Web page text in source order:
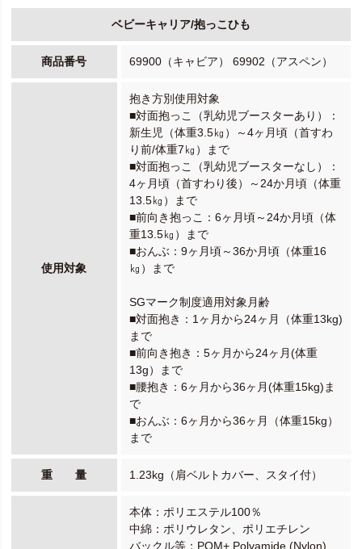
ベビーキャリア/抱っこひも
商品番号 69900（キャビア） 69902（アスペン）
使用対象
抱き方別使用対象
■対面抱っこ（乳幼児ブースターあり）：
新生児（体重3.5㎏）～4ヶ月頃（首すわ
り前/体重7㎏）まで
■対面抱っこ（乳幼児ブースターなし）：
4ヶ月頃（首すわり後）～24か月頃（体重
13.5㎏）まで
■前向き抱っこ：6ヶ月頃～24か月頃（体
重13.5㎏）まで
■おんぶ：9ヶ月頃～36か月頃（体重16
㎏）まで
SGマーク制度適用対象月齢
■対面抱き：1ヶ月から24ヶ月（体重13kg)
まで
■前向き抱き：5ヶ月から24ヶ月(体重
13g）まで
■腰抱き：6ヶ月から36ヶ月(体重15kg)ま
で
■おんぶ：6ヶ月から36ヶ月（体重15kg）
まで
重 量 1.23kg（肩ベルトカバー、スタイ付）
本体：ポリエステル100％
中綿：ポリウレタン、ポリエチレン
バックル等：POM+ Polyamide (Nylon)